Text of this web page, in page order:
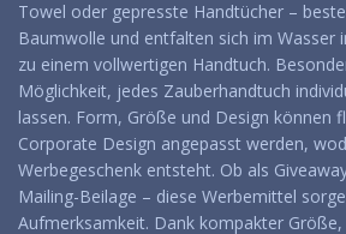
Towel oder gepresste Handtücher –
Baumwolle und entfalten sich im Wasser
zu einem vollwertigen Handtuch.
Möglichkeit, jedes Zauberhandtuch
lassen. Form, Größe und Design können
Corporate Design angepasst werden,
Werbegeschenk entsteht. Ob als
Mailing-Beilage – diese Werbemittel
Aufmerksamkeit. Dank kompakter